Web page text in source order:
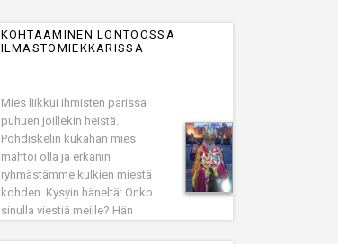
KOHTAAMINEN LONTOOSSA
ILMASTOMIEKKARISSA
Mies liikkui ihmisten parissa
puhuen joillekin heistä.
Pohdiskelin kukahan mies
mahtoi olla ja erkanin
ryhmästämme kulkien miestä
kohden. Kysyin häneltä: Onko
sinulla viestiä meille? Hän